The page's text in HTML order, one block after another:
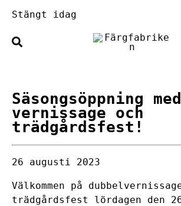
till
innehåll
Stängt idag
Säsongsöppning med
vernissage och
trädgårdsfest!
26 augusti 2023
Välkommen på
trädgårdsfest lördagen den